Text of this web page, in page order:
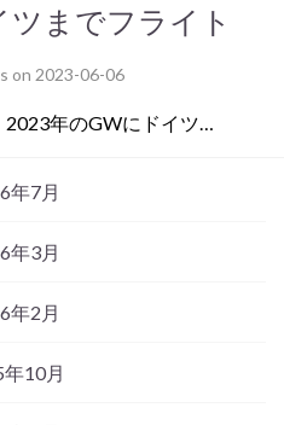
ツまでフライト
on 2023-06-06
2023年のGWにドイツ…
年7月
年3月
年2月
10月